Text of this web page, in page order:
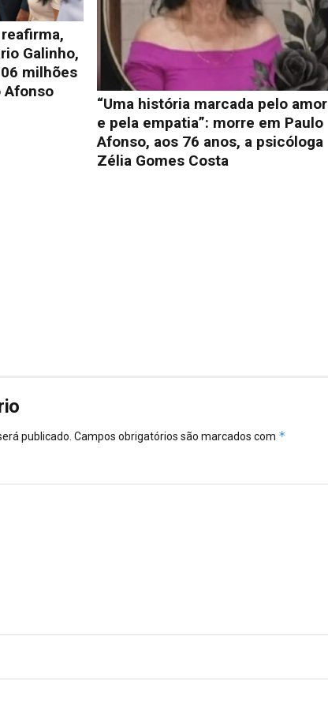
Galinho,
milhões
Afonso
“Uma história marcada pelo amor
e pela empatia”: morre em Paulo
Afonso, aos 76 anos, a psicóloga
Zélia Gomes Costa
publicado. Campos obrigatórios são marcados com *